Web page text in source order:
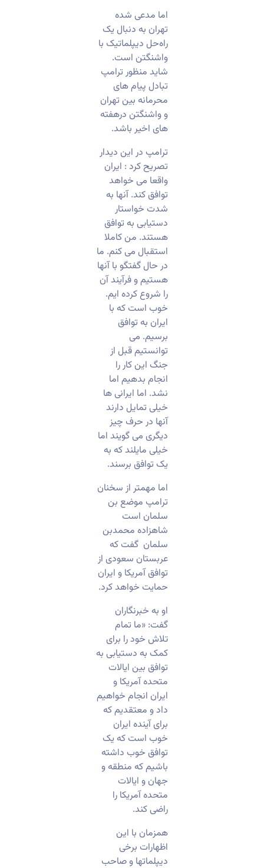
اما مدعی شده
تهران به دنبال یک
راه‌حل دیپلماتیک با
واشنگتن است.
شاید منظور ترامپ
تبادل پیام های
محرمانه بین تهران
و واشنگتن درهفته
های اخیر باشد.
ترامپ در این دیدار
تصریح کرد : ایران
واقعا می خواهد
توافق کند. آنها به
شدت خواستار
دستیابی به توافق
هستند. من کاملا
استقبال می کنم. ما
در حال گفتگو با آنها
هستیم و فرآیند آن
را شروع کرده ایم.
خوب است که با
ایران به توافق
برسیم. می
توانستیم قبل از
جنگ این کار را
انجام بدهیم اما
نشد. اما ایرانی ها
خیلی تمایل دارند
آنها در حرف چیز
دیگری می گویند اما
خیلی مایلند که به
یک توافق برسند.
اما مهمتر از سخنان
ترامپ موضع بن
سلمان است
شاهزاده محمدبن
سلمان گفت که
عربستان سعودی از
توافق آمریکا و ایران
حمایت خواهد کرد.
او به خبرنگاران
گفت: «ما تمام
تلاش خود را برای
کمک به دستیابی به
توافق بین ایالات
متحده آمریکا و
ایران انجام خواهیم
داد و معتقدیم که
برای آینده ایران
خوب است که یک
توافق خوب داشته
باشیم که منطقه و
جهان و ایالات
متحده آمریکا را
راضی کند.
همزمان با این
اظهارات برخی
دیپلماتها و صاحب